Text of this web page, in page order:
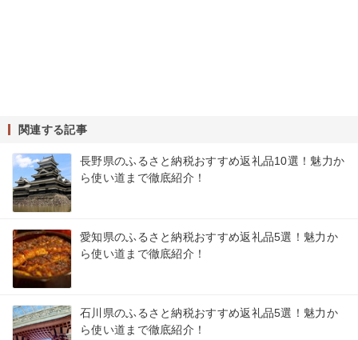
関連する記事
長野県のふるさと納税おすすめ返礼品10選！魅力か
ら使い道まで徹底紹介！
愛知県のふるさと納税おすすめ返礼品5選！魅力か
ら使い道まで徹底紹介！
石川県のふるさと納税おすすめ返礼品5選！魅力か
ら使い道まで徹底紹介！